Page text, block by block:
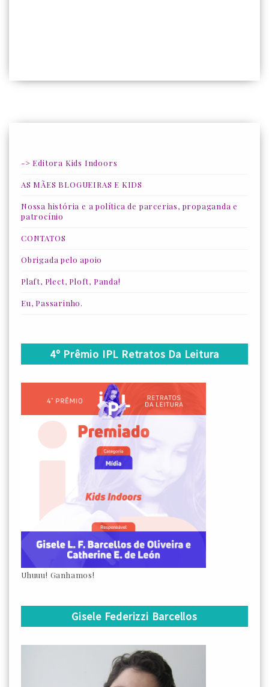
-> Editora Kids Indoors
AS MÃES BLOGUEIRAS E KIDS
Nossa história e a política de parcerias, propaganda e
patrocínio
CONTATOS
Obrigada pelo apoio
Plaft, Plect, Ploft, Panda!
Eu, Passarinho.
4º Prêmio IPL Retratos Da Leitura
Uhuuu! Ganhamos!
Gisele Federizzi Barcellos